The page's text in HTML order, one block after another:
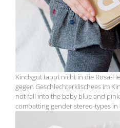
Kindsgut tappt nicht in die Rosa-
gegen Geschlechterklischees im
not fall into the baby blue and
combatting gender stereo-types in